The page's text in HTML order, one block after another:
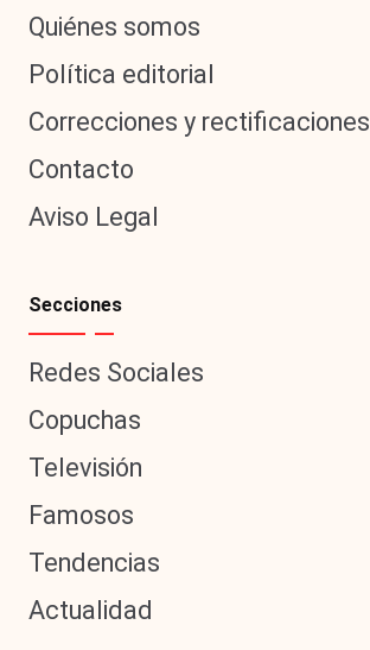
Quiénes somos
Política editorial
Correcciones y rectificaciones
Contacto
Aviso Legal
Secciones
Redes Sociales
Copuchas
Televisión
Famosos
Tendencias
Actualidad